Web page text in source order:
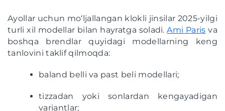
Ayollar uchun mo‘ljallangan klokli jinsilar 2025-yilgi
turli xil modellar bilan hayratga soladi.Ami Paris va
boshqa brendlar quyidagi modellarning keng
tanlovini taklif qilmoqda:
baland belli va past beli modellari;
tizzadan yoki sonlardan kengayadigan
variantlar;